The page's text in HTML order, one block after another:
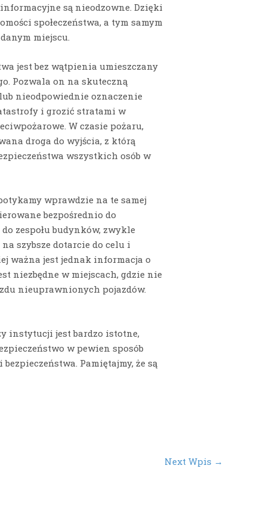
są nieodzowne. Dzięki
społeczeństwa, a tym samym
miejscu.
jest bez wątpienia umieszczany
Pozwala on na skuteczną
nieodpowiednie oznaczenie
i grozić stratami w
W czasie pożaru,
droga do wyjścia, z którą
wszystkich osób w
wprawdzie na te samej
bezpośrednio do
zespołu budynków, zwykle
szybsze dotarcie do celu i
ważna jest jednak informacja o
niezbędne w miejscach, gdzie nie
nieuprawnionych pojazdów.
instytucji jest bardzo istotne,
w pewien sposób
Pamiętajmy, że są
Next Wpis →